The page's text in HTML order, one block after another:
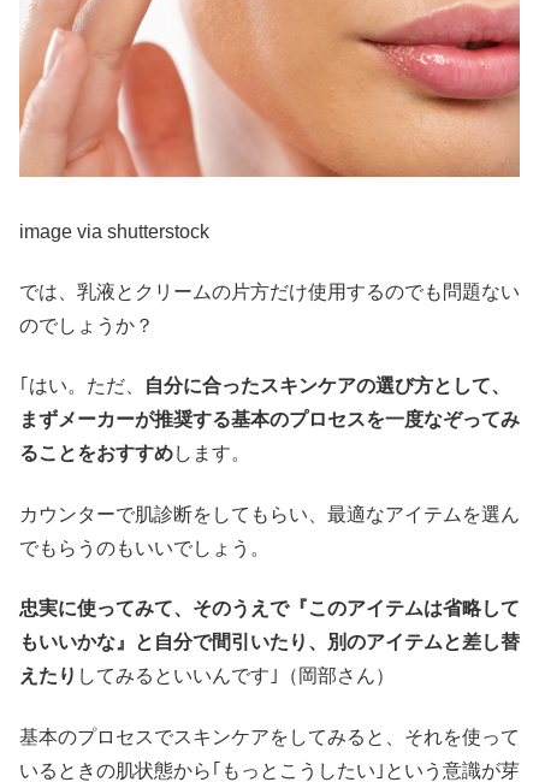
image via shutterstock
では、乳液とクリームの片方だけ使用するのでも問題ない
のでしょうか？
｢はい。ただ、
自分に合ったスキンケアの選び方として、
まずメーカーが推奨する基本のプロセスを一度なぞってみ
ることをおすすめします。
カウンターで肌診断をしてもらい、最適なアイテムを選ん
でもらうのもいいでしょう。
忠実に使ってみて、そのうえで『このアイテムは省略して
もいいかな』と自分で間引いたり、別のアイテムと差し替
えたり してみるといいんです｣（岡部さん）
基本のプロセスでスキンケアをしてみると、それを使って
いるときの肌状態から｢もっとこうしたい｣という意識が芽